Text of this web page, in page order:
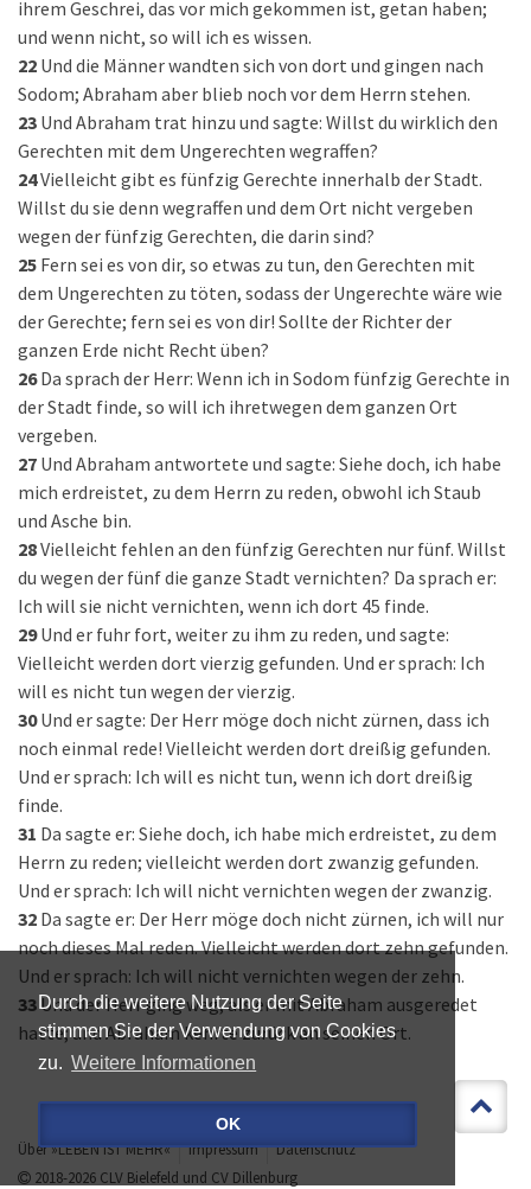
Durch die weitere Nutzung der Seite
stimmen Sie der Verwendung von Cookies
zu. Weitere Informationen
OK
ihrem Geschrei, das vor mich gekommen ist, getan haben;
und wenn nicht, so will ich es wissen.
22 Und die Männer wandten sich von dort und gingen nach
Sodom; Abraham aber blieb noch vor dem Herrn stehen.
23 Und Abraham trat hinzu und sagte: Willst du wirklich den
Gerechten mit dem Ungerechten wegraffen?
24Vielleicht gibt es fünfzig Gerechte innerhalb der Stadt.
Willst du sie denn wegraffen und dem Ort nicht vergeben
wegen der fünfzig Gerechten, die darin sind?
25 Fern sei es von dir, so etwas zu tun, den Gerechten mit
dem Ungerechten zu töten, sodass der Ungerechte wäre wie
der Gerechte; fern sei es von dir! Sollte der Richter der
ganzen Erde nicht Recht üben?
26 Da sprach der Herr: Wenn ich in Sodom fünfzig Gerechte in
der Stadt finde, so will ich ihretwegen dem ganzen Ort
vergeben.
27 Und Abraham antwortete und sagte: Siehe doch, ich habe
mich erdreistet, zu dem Herrn zu reden, obwohl ich Staub
und Asche bin.
28Vielleicht fehlen an den fünfzig Gerechten nur fünf. Willst
du wegen der fünf die ganze Stadt vernichten? Da sprach er:
Ich will sie nicht vernichten, wenn ich dort 45 finde.
29 Und er fuhr fort, weiter zu ihm zu reden, und sagte:
Vielleicht werden dort vierzig gefunden. Und er sprach: Ich
will es nicht tun wegen der vierzig.
30 Und er sagte: Der Herr möge doch nicht zürnen, dass ich
noch einmal rede! Vielleicht werden dort dreißig gefunden.
Und er sprach: Ich will es nicht tun, wenn ich dort dreißig
finde.
31 Da sagte er: Siehe doch, ich habe mich erdreistet, zu dem
Herrn zu reden; vielleicht werden dort zwanzig gefunden.
Und er sprach: Ich will nicht vernichten wegen der zwanzig.
32 Da sagte er: Der Herr möge doch nicht zürnen, ich will nur
noch dieses Mal reden. Vielleicht werden dort zehn gefunden.
Und er sprach: Ich will nicht vernichten wegen der zehn.
33Und der Herr ging weg, als er mit Abraham ausgeredet
hatte; und Abraham kehrte zurück an seinen Ort.
Über »LEBEN IST MEHR« Impressum
Datenschutz
2018-2026 CLV Bielefeld und CV Dillenburg